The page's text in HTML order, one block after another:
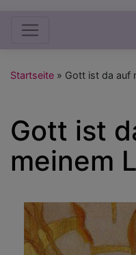
Startseite Gott ist da auf
Gott ist
meinem